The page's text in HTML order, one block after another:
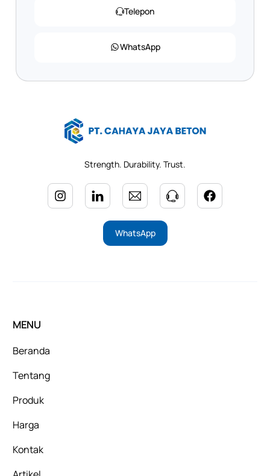
Telepon
WhatsApp
Strength. Durability. Trust.
WhatsApp
MENU
Beranda
Tentang
Produk
Harga
Kontak